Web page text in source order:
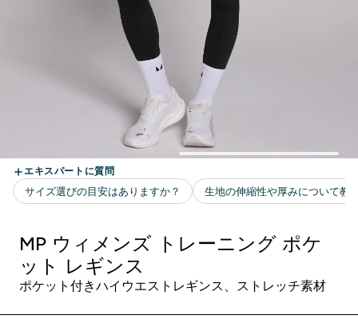
MP ウィメンズ トレーニング ポケ
ット レギンス
ポケット付きハイウエストレギンス、ストレッチ素材